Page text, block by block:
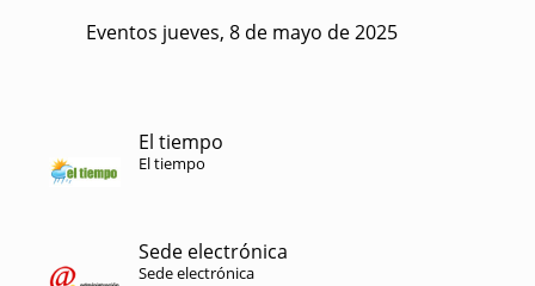
Eventos jueves, 8 de mayo de 2025
El tiempo
El tiempo
Sede electrónica
Sede electrónica